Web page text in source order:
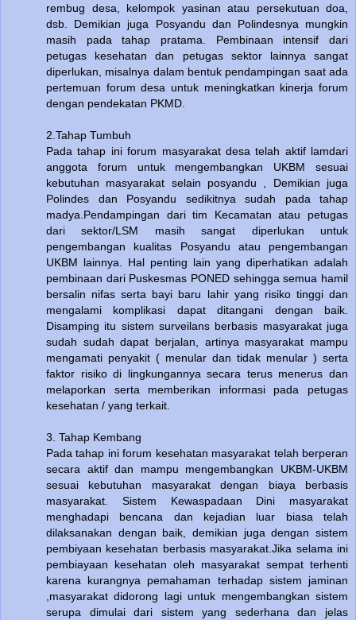
rembug desa, kelompok yasinan atau persekutuan doa,
dsb. Demikian juga Posyandu dan Polindesnya mungkin
masih pada tahap pratama. Pembinaan intensif dari
petugas kesehatan dan petugas sektor lainnya sangat
diperlukan, misalnya dalam bentuk pendampingan saat ada
pertemuan forum desa untuk meningkatkan kinerja forum
dengan pendekatan PKMD.
2.Tahap Tumbuh
Pada tahap ini forum masyarakat desa telah aktif lamdari
anggota forum untuk mengembangkan UKBM sesuai
kebutuhan masyarakat selain posyandu , Demikian juga
Polindes dan Posyandu sedikitnya sudah pada tahap
madya.Pendampingan dari tim Kecamatan atau petugas
dari sektor/LSM masih sangat diperlukan untuk
pengembangan kualitas Posyandu atau pengembangan
UKBM lainnya. Hal penting lain yang diperhatikan adalah
pembinaan dari Puskesmas PONED sehingga semua hamil
bersalin nifas serta bayi baru lahir yang risiko tinggi dan
mengalami komplikasi dapat ditangani dengan baik.
Disamping itu sistem surveilans berbasis masyarakat juga
sudah sudah dapat berjalan, artinya masyarakat mampu
mengamati penyakit ( menular dan tidak menular ) serta
faktor risiko di lingkungannya secara terus menerus dan
melaporkan serta memberikan informasi pada petugas
kesehatan / yang terkait.
3. Tahap Kembang
Pada tahap ini forum kesehatan masyarakat telah berperan
secara aktif dan mampu mengembangkan UKBM-UKBM
sesuai kebutuhan masyarakat dengan biaya berbasis
masyarakat. Sistem Kewaspadaan Dini masyarakat
menghadapi bencana dan kejadian luar biasa telah
dilaksanakan dengan baik, demikian juga dengan sistem
pembiyaan kesehatan berbasis masyarakat.Jika selama ini
pembiayaan kesehatan oleh masyarakat sempat terhenti
karena kurangnya pemahaman terhadap sistem jaminan
,masyarakat didorong lagi untuk mengembangkan sistem
serupa dimulai dari sistem yang sederhana dan jelas